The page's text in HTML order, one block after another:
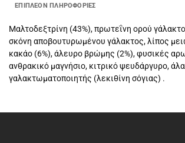
ΕΠΙΠΛΈΟΝ ΠΛΗΡΟΦΟΡΊΕΣ
Μαλτοδεξτρίνη (43%), πρωτεΐνη ορού
σκόνη αποβουτυρωμένου γάλακτος, λίπος
κακάο (6%), άλευρο βρώμης (2%), φυσικές
ανθρακικό μαγνήσιο, κιτρικό ψευδάργυρο,
γαλακτωματοποιητής (λεκιθίνη σόγιας) .